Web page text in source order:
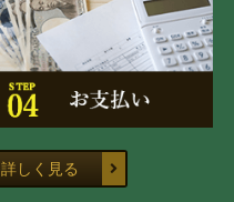
しく見る